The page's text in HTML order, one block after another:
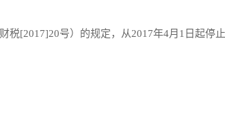
[2017]20号）的规定，从2017年4月1日起停止